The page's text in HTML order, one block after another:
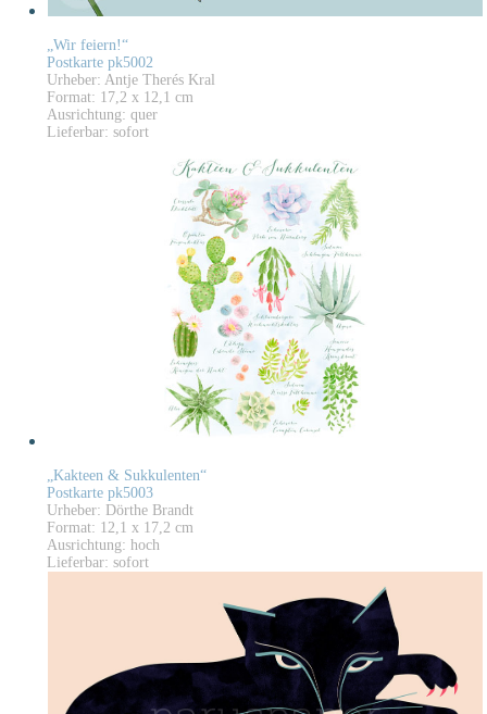
„Wir feiern!“
Postkarte pk5002
Urheber: Antje Therés Kral
Format: 17,2 x 12,1 cm
Ausrichtung: quer
Lieferbar: sofort
„Kakteen & Sukkulenten“
Postkarte pk5003
Urheber: Dörthe Brandt
Format: 12,1 x 17,2 cm
Ausrichtung: hoch
Lieferbar: sofort